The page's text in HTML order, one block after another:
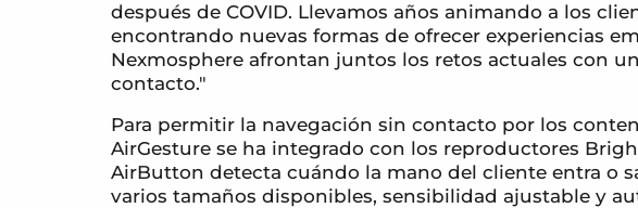
después de COVID. Llevamos años animando a los
encontrando nuevas formas de ofrecer experiencias
Nexmosphere afrontan juntos los retos actuales con
contacto."
Para permitir la navegación sin contacto por los
AirGesture se ha integrado con los reproductores
AirButton detecta cuándo la mano del cliente entra o
varios tamaños disponibles, sensibilidad ajustable y